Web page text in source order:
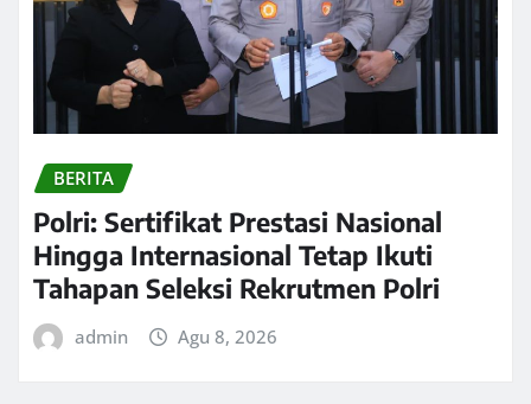
BERITA
Polri: Sertifikat Prestasi Nasional
Hingga Internasional Tetap Ikuti
Tahapan Seleksi Rekrutmen Polri
admin Agu 8, 2026